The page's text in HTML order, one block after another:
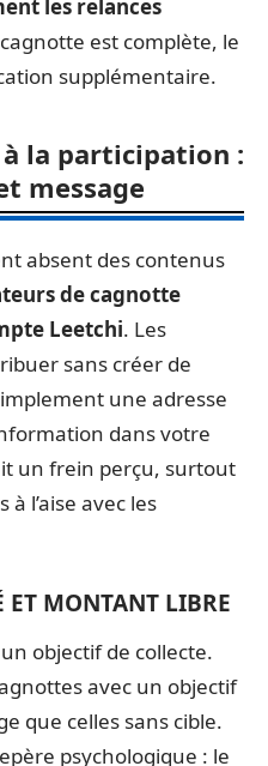
les relances
est complète, le
supplémentaire.
la participation :
message
absent des contenus
de cagnotte
Leetchi. Les
sans créer de
une adresse
dans votre
un frein perçu, surtout
l’aise avec les
ET MONTANT LIBRE
objectif de collecte.
avec un objectif
que celles sans cible.
psychologique : le